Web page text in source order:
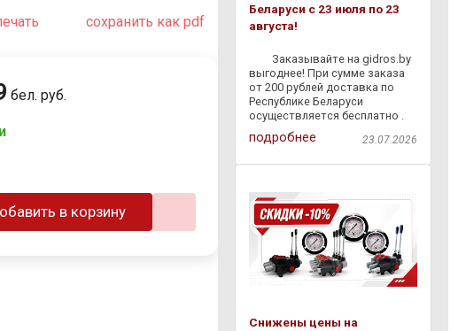
сохранить как pdf
бел. руб.
в корзину
Беларуси с 23 июля по 23
августа!
⠀ ⠀ Заказывайте на gidros.by
выгоднее! При сумме заказа
от 200 рублей доставка по
Республике Беларуси
осуществляется бесплатно .
Мы быстро доставим
гидравлическое
лишних затрат и
подробнее 23.07.2026
Снижены цены на